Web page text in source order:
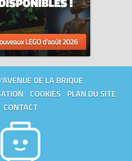
DE LA BRIQUE
COOKIES
PLAN DU SITE
CONTACT